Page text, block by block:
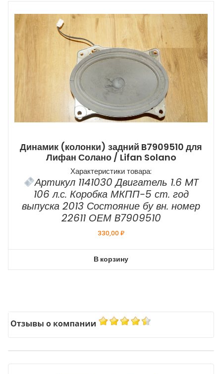
Динамик (колонки) задний B7909510 для
Лифан Солано / Lifan Solano
Характеристики товара:
Артикул 1141030 Двигатель 1.6 MT
106 л.с. Коробка МКПП-5 ст. год
выпуска 2013 Состояние бу вн. номер
22611 ОЕМ B7909510
330,00₽
В корзину